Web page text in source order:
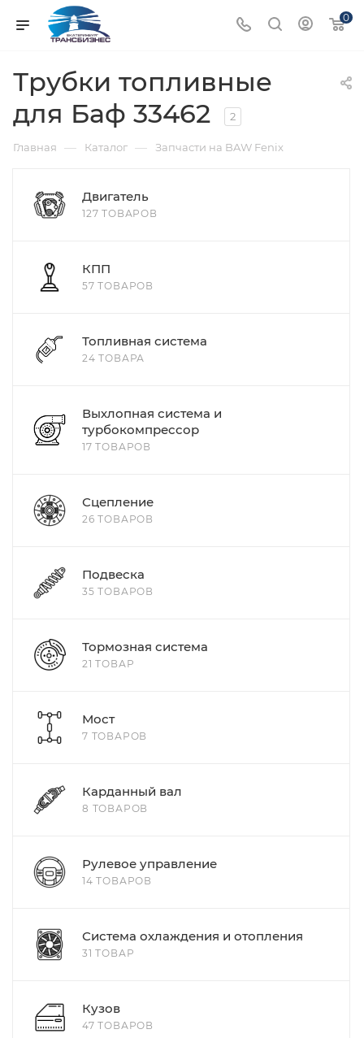
0
Трубки топливные
для Баф 33462
2
Главная — Каталог — Запчасти на BAW Fenix
Двигатель
127 ТОВАРОВ
КПП
57 ТОВАРОВ
Топливная система
24 ТОВАРА
Выхлопная система и
турбокомпрессор
17 ТОВАРОВ
Сцепление
26 ТОВАРОВ
Подвеска
35 ТОВАРОВ
Тормозная система
21 ТОВАР
Мост
7 ТОВАРОВ
Карданный вал
8 ТОВАРОВ
Рулевое управление
14 ТОВАРОВ
Система охлаждения и отопления
31 ТОВАР
Кузов
47 ТОВАРОВ